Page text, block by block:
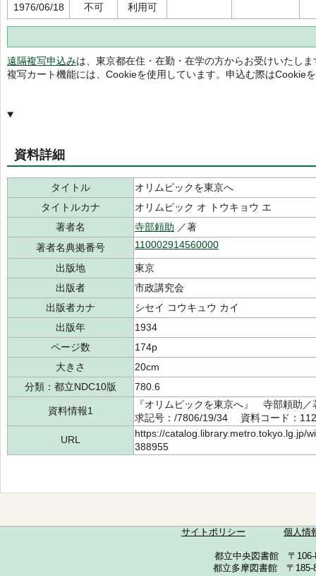
1976/06/18
不可 利用可
遠隔複写申込みは、東京都在住・在勤・在学の方からお受けいたしま
複写カート機能には、Cookieを使用しています。申込む際はCookie
資料詳細
タイトル
オリムピックを東京へ
タイトルカナ
オリムピック オ トウキョウ エ
著者名
寺部頼助 ／著
著者名典拠番号
110002914560000
出版地
東京
出版者
市政講究会
出版者カナ
シセイ コウキュウ カイ
出版年
1934
ページ数
174p
大きさ
20cm
分類：都立NDC10版
780.6
資料情報1
『オリムピックを東京へ』 寺部頼
求記号：/7806/19/34 資料コード：
URL
https://catalog.library.metro.tokyo.lg.jp/
388955
サイトポリシー 個人情
都立中央図書館 〒
都立多摩図書館 〒185-